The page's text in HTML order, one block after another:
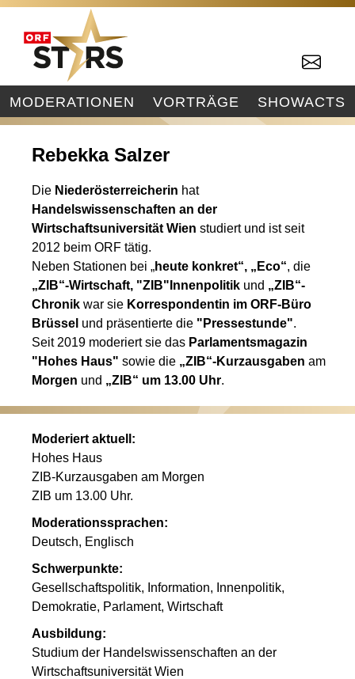
MODERATIONEN VORTRÄGE SHOWACTS
Rebekka Salzer
Die Niederösterreicherin hat
Handelswissenschaften an der
Wirtschaftsuniversität Wienstudiert und ist seit
2012 beim ORF tätig.
Neben Stationen bei „heute konkret“, „Eco“, die
„ZIB“-Wirtschaft, "ZIB"Innenpolitik und „ZIB“-
Chronikwar sie Korrespondentin im ORF-Büro
Brüssel und präsentierte die "Pressestunde".
Seit 2019 moderiert sie das Parlamentsmagazin
"Hohes Haus" sowie die „ZIB“-Kurzausgaben am
Morgen und „ZIB“ um 13.00 Uhr.
Moderiert aktuell:
Hohes Haus
ZIB-Kurzausgaben am Morgen
ZIB um 13.00 Uhr.
Moderationssprachen:
Deutsch, Englisch
Schwerpunkte:
Gesellschaftspolitik, Information, Innenpolitik,
Demokratie, Parlament, Wirtschaft
Ausbildung:
Studium der Handelswissenschaften an der
Wirtschaftsuniversität Wien